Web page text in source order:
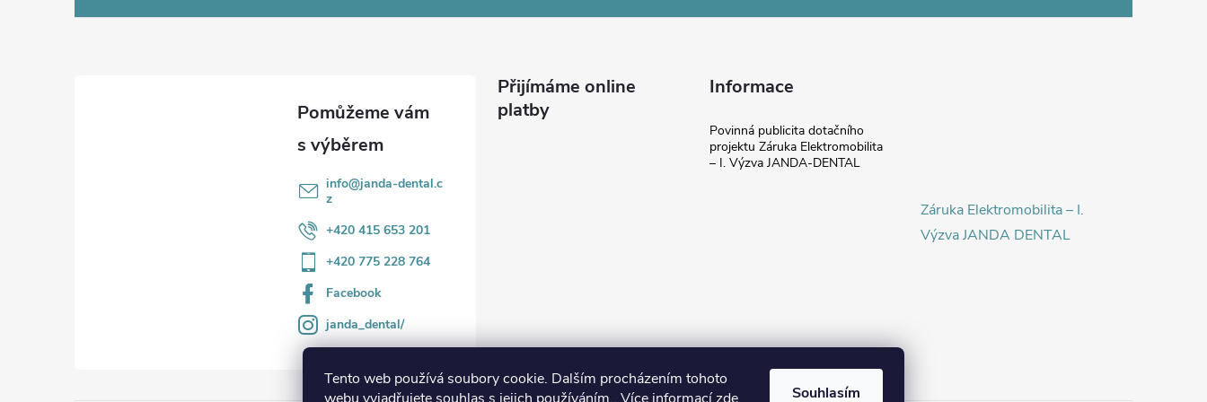
Tento web používá soubory cookie. Dalším procházením tohoto
Souhlasím
info@janda-dental.c
z
+420 415 653 201
+420 775 228 764
Facebook
janda_dental/
Přijímáme online
platby
Informace
Povinná publicita dotačního
projektu Záruka Elektromobilita
– I. Výzva JANDA-DENTAL
Záruka Elektromobilita – I.
Výzva JANDA DENTAL